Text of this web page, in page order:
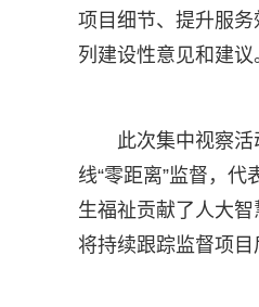
项目细节、提升服
列建设性意见和建议
此次集中视察
线“零距离”监督，
生福祉贡献了人大
将持续跟踪监督项目